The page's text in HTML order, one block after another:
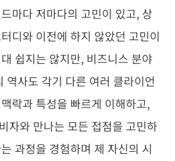
마다 저마다의 고민이 있고, 상
디와 이전에 하지 않았던 고민이
쉽지는 않지만, 비즈니스 분야
역사도 각기 다른 여러 클라이언
락과 특성을 빠르게 이해하고,
자와 만나는 모든 접점을 고민하
과정을 경험하며 제 자신의 시